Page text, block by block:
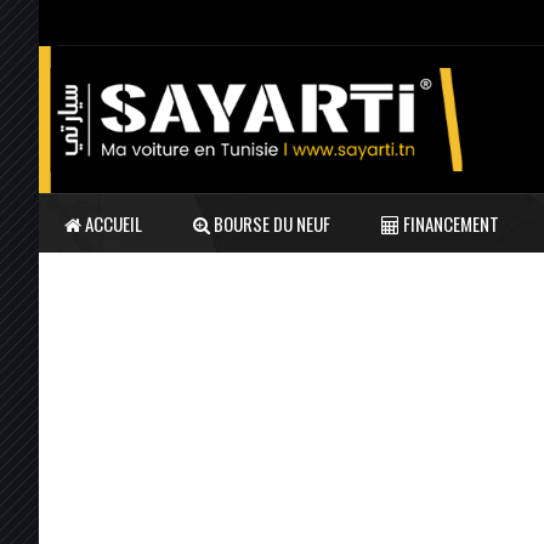
ACCUEIL BOURSE DU NEUF FINANCEMENT